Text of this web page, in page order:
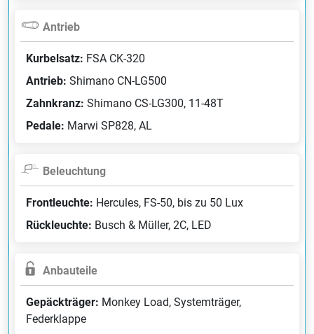
Antrieb
Kurbelsatz: FSA CK-320
Antrieb: Shimano CN-LG500
Zahnkranz: Shimano CS-LG300, 11-48T
Pedale: Marwi SP828, AL
Beleuchtung
Frontleuchte: Hercules, FS-50, bis zu 50 Lux
Rückleuchte: Busch & Müller, 2C, LED
Anbauteile
Gepäckträger: Monkey Load, Systemträger,
Federklappe